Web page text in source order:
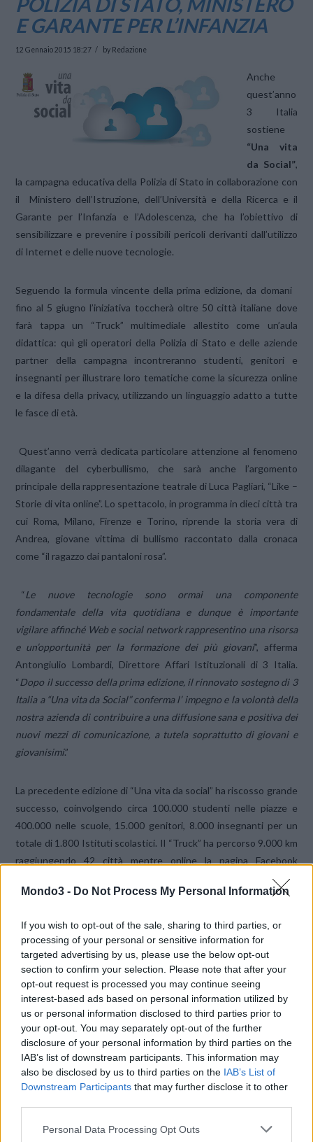
Mondo3 - Do Not Process My Personal Information
If you wish to opt-out of the sale, sharing to third parties, or
processing of your personal or sensitive information for
targeted advertising by us, please use the below opt-out
section to confirm your selection. Please note that after your
opt-out request is processed you may continue seeing
interest-based ads based on personal information utilized by
us or personal information disclosed to third parties prior to
your opt-out. You may separately opt-out of the further
disclosure of your personal information by third parties on the
IAB’s list of downstream participants. This information may
also be disclosed by us to third parties on the IAB’s List of
Downstream Participants that may further disclose it to other
Personal Data Processing Opt Outs
E GARANTE PER L’INFANZIA
12 Gennaio 2015 18:27 by Redazione
Anche
quest’anno
3 Italia
sostiene
“Una vita
da Social”,
la campagna educativa della Polizia di Stato in collaborazione con
il Ministero dell’Istruzione, dell’Università e della Ricerca e il
Garante per l’Infanzia e l’Adolescenza, che ha l’obiettivo di
sensibilizzare e prevenire i possibili pericoli derivanti dall’utilizzo
di Internet e delle nuove tecnologie.
Seguendo la formula vincente della prima edizione, da domani
fino al 5 giugno l’iniziativa toccherà oltre 50 città italiane dove
farà tappa un “Truck” multimediale allestito come un’aula
didattica: quì gli operatori della Polizia di Stato e delle aziende
partner della campagna incontreranno studenti, genitori e
insegnanti per illustrare loro tematiche come la sicurezza online
e la difesa della privacy, utilizzando un linguaggio adatto a tutte
le fasce di età.
Quest’anno verrà dedicata particolare attenzione al fenomeno
dilagante del cyberbullismo, che sarà anche l’argomento
principale della rappresentazione teatrale di Luca Pagliari, “Like –
Storie di vita online”. Lo spettacolo, in programma in dieci città tra
cui Roma, Milano, Firenze e Torino, riprende la storia vera di
Andrea, giovane vittima di bullismo raccontato dalla cronaca
come “il ragazzo dai pantaloni rosa”.
“Le nuove tecnologie sono ormai una componente
fondamentale della vita quotidiana e dunque è importante
vigilare affinché Web e social network rappresentino una risorsa
e un’opportunità per la formazione dei più giovani”, afferma
Antongiulio Lombardi, Direttore Affari Istituzionali di 3 Italia.
“Dopo il successo della prima edizione, il rinnovato sostegno di 3
Italia a “Una vita da Social” conferma l’ impegno e la volontà della
nostra azienda di contribuire a una diffusione sana e positiva dei
nuovi mezzi di comunicazione, a tutela soprattutto di giovani e
giovanisimi.”
La precedente edizione di “Una vita da social” ha riscosso grande
successo, coinvolgendo circa 100.000 studenti nelle piazze e
400.000 nelle scuole, 15.000 genitori, 8.000 insegnanti per un
totale di 1.800 Istituti scolastici. Il “Truck” ha percorso 9.000 km
raggiungendo 42 città mentre online la pagina Facebook
dell’iniziativa ha toccato più di 400.000 visualizzazioni settimanali.
https://www.facebook.com/unavitadasocial?fref=ts
) e Twitter
https://twitter.com/unavitadasocial ) della campagna sono a
disposizione per conoscere il programma del tour, leggere i
resoconti degli incontri, i messaggi e le impressioni di chi ha
partecipato all’iniziativa.
CONDIVIDI QUESTO ARTICOLO:
E-mail LinkedIn Facebook
WhatsApp Stampa